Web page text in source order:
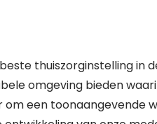
thuiszorginstelling in
omgeving bieden
een toonaangevende